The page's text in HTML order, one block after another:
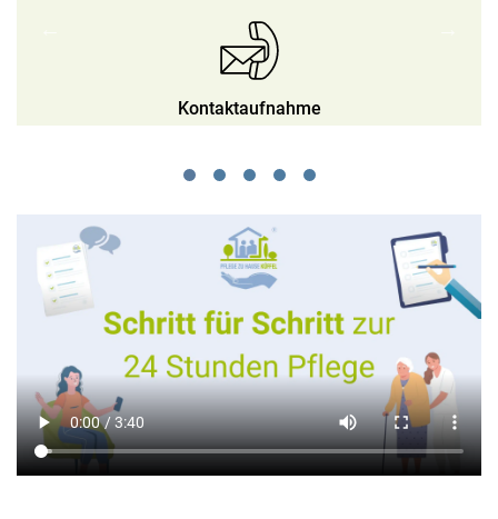
Kontaktaufnahme
Bedarfsprofil & Angebot
Auswahl der Betreuungskraft
Beginn der Betreuung
Fortlaufende Betreuung